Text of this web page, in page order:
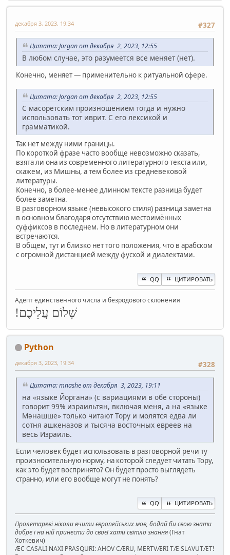
#327
декабря 3, 2023, 19:34
Цитата: Jorgan от декабря 2, 2023, 12:55
В любом случае, это разумеется все меняет (нет).
Конечно, меняет — применительно к ритуальной сфере.
Цитата: Jorgan от декабря 2, 2023, 12:55
С масоретским произношением тогда и нужно
использовать тот иврит. С его лексикой и
грамматикой.
Так нет между ними границы.
По короткой фразе часто вообще невозможно сказать,
взята ли она из современного литературного текста или,
скажем, из Мишны, а тем более из средневековой
литературы.
Конечно, в более-менее длинном тексте разница будет
более заметна.
В разговорном языке (невысокого стиля) разница заметна
в основном благодаря отсутствию местоимённых
суффиксов в последнем. Но в литературном они
встречаются.
В общем, тут и близко нет того положения, что в арабском
с огромной дистанцией между фусхой и диалектами.
QQ ЦИТИРОВАТЬ
Адепт единственного числа и безродового склонения
שָׁלוֹם עֲלֵיכֶם!
Python
#328
декабря 3, 2023, 19:34
Цитата: mnashe от декабря 3, 2023, 19:11
на «языке Йоргана» (с вариациями в обе стороны)
говорит 99% израильтян, включая меня, а на «языке
Мəнашше» только читают Тору и молятся едва ли
сотня ашкеназов и тысяча восточных евреев на
весь Израиль.
Если человек будет использовать в разговорной речи ту
произносительную норму, на которой следует читать Тору,
как это будет воспринято? Он будет просто выглядеть
странно, или его вообще могут не понять?
QQ ЦИТИРОВАТЬ
Пролетареві ніколи вчити європейських мов, бодай би свою знати
добре і на ній принести до своєї хати світло знання(Гнат
Хоткевич)
ÆC CASALI NAXI PRASQURI: AHOV CÆRU, MERTVÆRI TÆ SLAVUTÆT!